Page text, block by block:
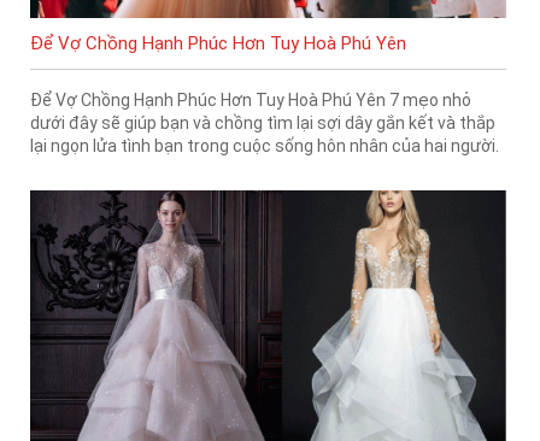
Để Vợ Chồng Hạnh Phúc Hơn Tuy Hoà Phú Yên
Để Vợ Chồng Hạnh Phúc Hơn Tuy Hoà Phú Yên 7 mẹo nhỏ
dưới đây sẽ giúp bạn và chồng tìm lại sợi dây gắn kết và thắp
lại ngọn lửa tình bạn trong cuộc sống hôn nhân của hai người.